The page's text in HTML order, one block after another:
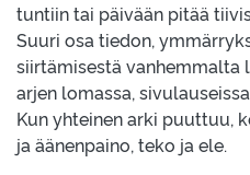
tuntiin tai päivään pitää
Suuri osa tiedon,
siirtämisestä vanhemmalta
arjen lomassa,
Kun yhteinen arki puuttuu,
ja äänenpaino, teko ja ele.